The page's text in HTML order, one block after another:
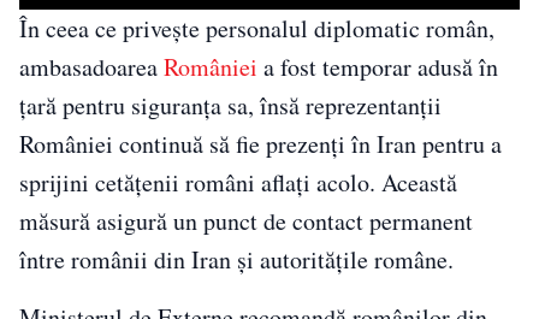
În ceea ce privește personalul diplomatic român,
ambasadoareaRomâniei a fost temporar adusă în
țară pentru siguranța sa, însă reprezentanții
României continuă să fie prezenți în Iran pentru a
sprijini cetățenii români aflați acolo. Această
măsură asigură un punct de contact permanent
între românii din Iran și autoritățile române.